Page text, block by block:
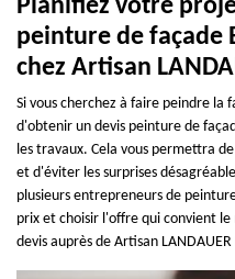
Planifiez votre
peinture de façade
chez Artisan
Si vous cherchez à faire peindre
d'obtenir un devis peinture de
les travaux. Cela vous permettra
et d'éviter les surprises
plusieurs entrepreneurs de
prix et choisir l'offre qui convient le
devis auprès de Artisan